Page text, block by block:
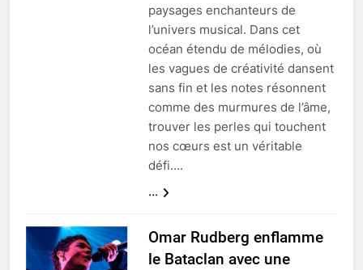
paysages enchanteurs de
l’univers musical. Dans cet
océan étendu de mélodies, où
les vagues de créativité dansent
sans fin et les notes résonnent
comme des murmures de l’âme,
trouver les perles qui touchent
nos cœurs est un véritable
défi….
...
Omar Rudberg enflamme
le Bataclan avec une